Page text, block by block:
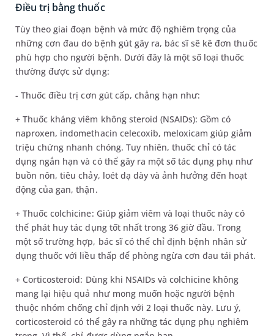
Điều trị bằng thuốc
Tùy theo giai đoạn bệnh và mức độ nghiêm trọng của
những cơn đau do bệnh gút gây ra, bác sĩ sẽ kê đơn thuốc
phù hợp cho người bệnh. Dưới đây là một số loại thuốc
thường được sử dụng:
- Thuốc điều trị cơn gút cấp, chẳng hạn như:
+ Thuốc kháng viêm không steroid (NSAIDs): Gồm có
naproxen, indomethacin celecoxib, meloxicam giúp giảm
triệu chứng nhanh chóng. Tuy nhiên, thuốc chỉ có tác
dụng ngắn hạn và có thể gây ra một số tác dụng phụ như
buồn nôn, tiêu chảy, loét dạ dày và ảnh hưởng đến hoạt
động của gan, thận.
+ Thuốc colchicine: Giúp giảm viêm và loại thuốc này có
thể phát huy tác dụng tốt nhất trong 36 giờ đầu. Trong
một số trường hợp, bác sĩ có thể chỉ định bệnh nhân sử
dụng thuốc với liều thấp để phòng ngừa cơn đau tái phát.
+ Corticosteroid: Dùng khi NSAIDs và colchicine không
mang lại hiệu quả như mong muốn hoặc người bệnh
thuộc nhóm chống chỉ định với 2 loại thuốc này. Lưu ý,
corticosteroid có thể gây ra những tác dụng phụ nghiêm